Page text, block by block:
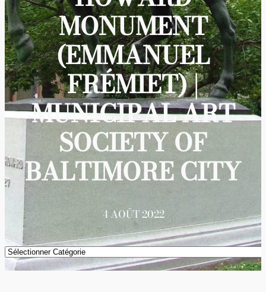
MONUMENT
(EMMANUEL
FRÉMIET) |
MUNICIPAL ART
SOCIETY OF
BALTIMORE CITY
4 AOÛT 2022
Catégories